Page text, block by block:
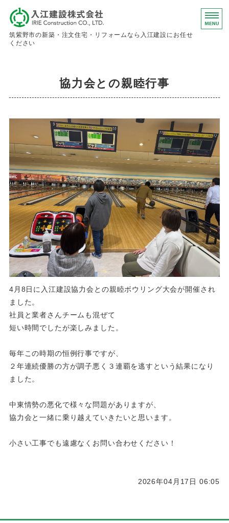
入江建設株
筑紫野市の新築・注文住宅・リフォームなら入江建設にお任せ
ください
お問い合わせ
求人情報
協力会との親睦行事
4月8日に入江建設協力会との親睦ボウリング大会が開催され
ました。
社員と業者さんチームも混ぜて
短い時間でしたが楽しみました。
毎年この時期の恒例行事ですが、
２年連続優勝の方が調子悪く３連覇を逃すという結果になり
ました。
中東情勢の悪化で様々な問題がありますが、
協力会と一緒に乗り越えていきたいと思います。
小さい工事でも遠慮なくお問い合わせください！
2026年04月17日 06:05